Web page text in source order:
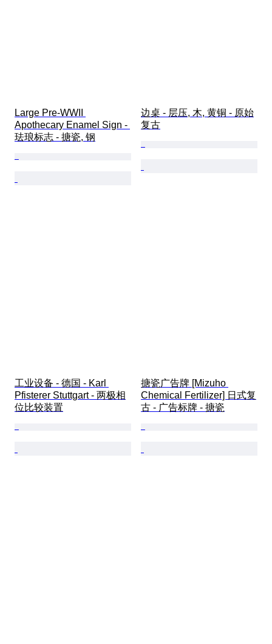
Large Pre-WWII
Apothecary Enamel Sign -
珐琅标志 - 搪瓷, 钢
边桌 - 层压, 木, 黄铜 - 原始
复古
工业设备 - 德国 - Karl
Pfisterer Stuttgart - 两极相
位比较装置
搪瓷广告牌 [Mizuho
Chemical Fertilizer] 日式复
古 - 广告标牌 - 搪瓷